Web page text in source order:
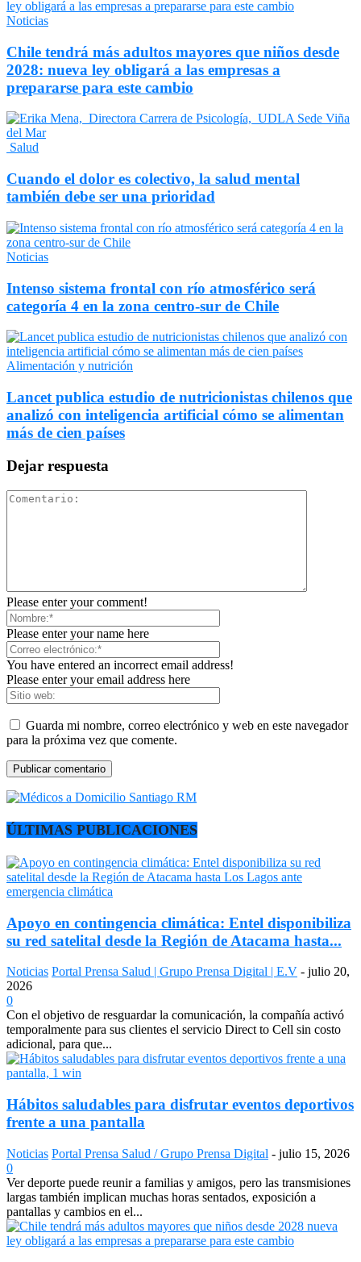
Noticias
Chile tendrá más adultos mayores que niños desde
2028: nueva ley obligará a las empresas a
prepararse para este cambio
Salud
Cuando el dolor es colectivo, la salud mental
también debe ser una prioridad
Noticias
Intenso sistema frontal con río atmosférico será
categoría 4 en la zona centro-sur de Chile
Alimentación y nutrición
Lancet publica estudio de nutricionistas chilenos que
analizó con inteligencia artificial cómo se alimentan
más de cien países
Dejar respuesta
Please enter your comment!
Please enter your name here
You have entered an incorrect email address!
Please enter your email address here
Guarda mi nombre, correo electrónico y web en este navegador
para la próxima vez que comente.
ÚLTIMAS PUBLICACIONES
Apoyo en contingencia climática: Entel disponibiliza
su red satelital desde la Región de Atacama hasta...
Noticias Portal Prensa Salud | Grupo Prensa Digital | E.V - julio 20,
2026
0
Con el objetivo de resguardar la comunicación, la compañía activó
temporalmente para sus clientes el servicio Direct to Cell sin costo
adicional, para que...
Hábitos saludables para disfrutar eventos deportivos
frente a una pantalla
Noticias Portal Prensa Salud / Grupo Prensa Digital - julio 15, 2026
0
Ver deporte puede reunir a familias y amigos, pero las transmisiones
largas también implican muchas horas sentados, exposición a
pantallas y cambios en el...